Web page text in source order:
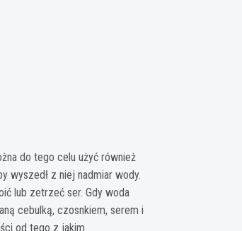
do tego celu użyć również
wyszedł z niej nadmiar wody.
lub zetrzeć ser. Gdy woda
cebulką, czosnkiem, serem i
od tego z jakim